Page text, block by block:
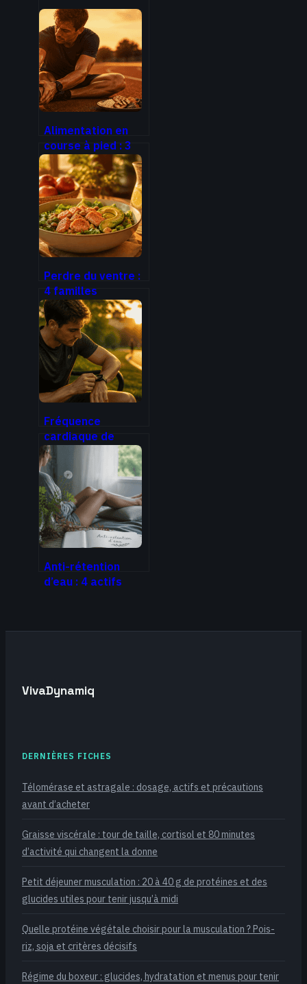
Alimentation en
course à pied : 3
règles d’or pour
booster votre
énergie et éviter
les troubles
digestifs
Perdre du ventre :
4 familles
d’aliments clés et
la stratégie du
dîner pour
déstocker
Fréquence
cardiaque de
récupération :
pourquoi une chute
inférieure à 12
battements est un
signal d’alerte
Anti-rétention
d’eau : 4 actifs
VivaDynamiq
DERNIÈRES FICHES
Télomérase et astragale : dosage, actifs et précautions
avant d’acheter
Graisse viscérale : tour de taille, cortisol et 80 minutes
d’activité qui changent la donne
Petit déjeuner musculation : 20 à 40 g de protéines et des
glucides utiles pour tenir jusqu’à midi
Quelle protéine végétale choisir pour la musculation ? Pois-
riz, soja et critères décisifs
Régime du boxeur : glucides, hydratation et menus pour tenir